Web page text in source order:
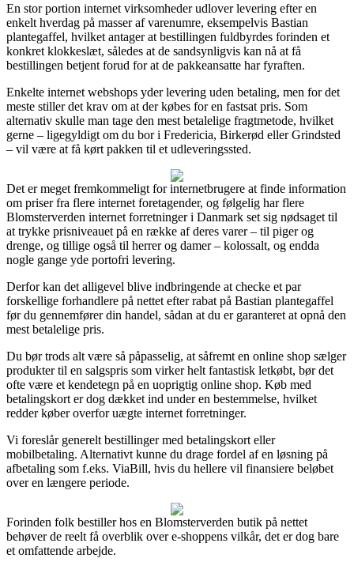
En stor portion internet virksomheder udlover levering efter en
enkelt hverdag på masser af varenumre, eksempelvis Bastian
plantegaffel, hvilket antager at bestillingen fuldbyrdes forinden et
konkret klokkeslæt, således at de sandsynligvis kan nå at få
bestillingen betjent forud for at de pakkeansatte har fyraften.
Enkelte internet webshops yder levering uden betaling, men for det
meste stiller det krav om at der købes for en fastsat pris. Som
alternativ skulle man tage den mest betalelige fragtmetode, hvilket
gerne – ligegyldigt om du bor i Fredericia, Birkerød eller Grindsted
– vil være at få kørt pakken til et udleveringssted.
Det er meget fremkommeligt for internetbrugere at finde information
om priser fra flere internet foretagender, og følgelig har flere
Blomsterverden internet forretninger i Danmark set sig nødsaget til
at trykke prisniveauet på en række af deres varer – til piger og
drenge, og tillige også til herrer og damer – kolossalt, og endda
nogle gange yde portofri levering.
Derfor kan det alligevel blive indbringende at checke et par
forskellige forhandlere på nettet efter rabat på Bastian plantegaffel
før du gennemfører din handel, sådan at du er garanteret at opnå den
mest betalelige pris.
Du bør trods alt være så påpasselig, at såfremt en online shop sælger
produkter til en salgspris som virker helt fantastisk letkøbt, bør det
ofte være et kendetegn på en uoprigtig online shop. Køb med
betalingskort er dog dækket ind under en bestemmelse, hvilket
redder køber overfor uægte internet forretninger.
Vi foreslår generelt bestillinger med betalingskort eller
mobilbetaling. Alternativt kunne du drage fordel af en løsning på
afbetaling som f.eks. ViaBill, hvis du hellere vil finansiere beløbet
over en længere periode.
Forinden folk bestiller hos en Blomsterverden butik på nettet
behøver de reelt få overblik over e-shoppens vilkår, det er dog bare
et omfattende arbejde.